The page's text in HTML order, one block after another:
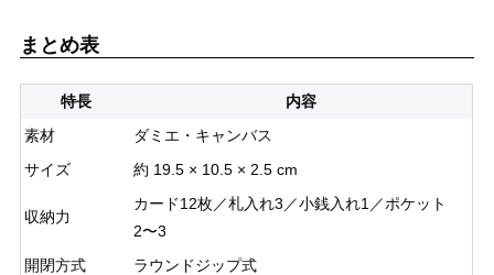
まとめ表
特長
内容
素材
ダミエ・キャンバス
サイズ
約 19.5 × 10.5 × 2.5 cm
収納力
カード12枚／札入れ3／小銭入れ1／ポケット
2〜3
開閉方式
ラウンドジップ式